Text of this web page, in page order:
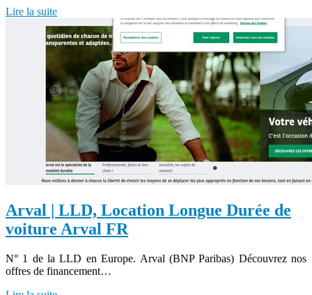
Lire la suite
Arval | LLD, Location Longue Durée de
voiture Arval FR
N° 1 de la LLD en Europe. Arval (BNP Paribas) Découvrez nos
offres de financement…